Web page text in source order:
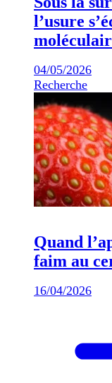
l’usure
04/05/2026
Recherche
Quand
faim au
16/04/2026